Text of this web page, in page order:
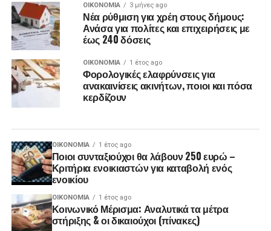
ΟΙΚΟΝΟΜΊΑ 3 μήνες ago
Νέα ρύθμιση για χρέη στους δήμους:
Ανάσα για πολίτες και επιχειρήσεις με
έως 240 δόσεις
ΟΙΚΟΝΟΜΊΑ 1 έτος ago
Φορολογικές ελαφρύνσεις για
ανακαινίσεις ακινήτων, ποιοι και πόσα
κερδίζουν
ΟΙΚΟΝΟΜΊΑ 1 έτος ago
Ποιοι συνταξιούχοι θα λάβουν 250 ευρώ –
Κριτήρια ενοικιαστών για καταβολή ενός
ενοικίου
ΟΙΚΟΝΟΜΊΑ 1 έτος ago
Κοινωνικό Μέρισμα: Αναλυτικά τα μέτρα
στήριξης & οι δικαιούχοι (πίνακες)